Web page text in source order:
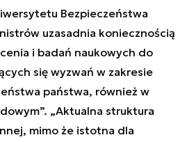
Bezpieczeństwa
uzasadnia koniecznością
i badań naukowych do
się wyzwań w zakresie
państwa, również w
„Aktualna struktura
mimo że istotna dla